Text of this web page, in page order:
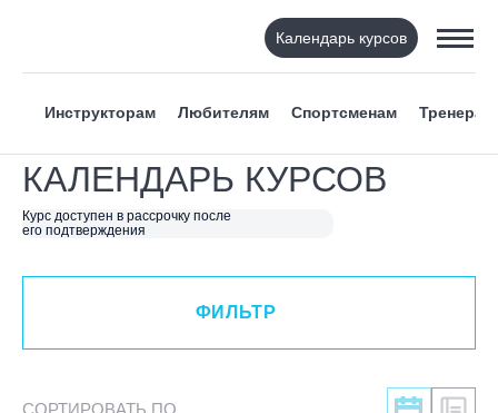
Календарь курсов
Инструкторам Любителям Спортсменам Тренерам
КАЛЕНДАРЬ КУРСОВ
Курс доступен в рассрочку после
его подтверждения
ФИЛЬТР
ВИД СПОРТА
Я ХОЧУ
КАТЕГОРИЯ
ЛЕКТОР
ФИЛЬТР
СОРТИРОВАТЬ ПО